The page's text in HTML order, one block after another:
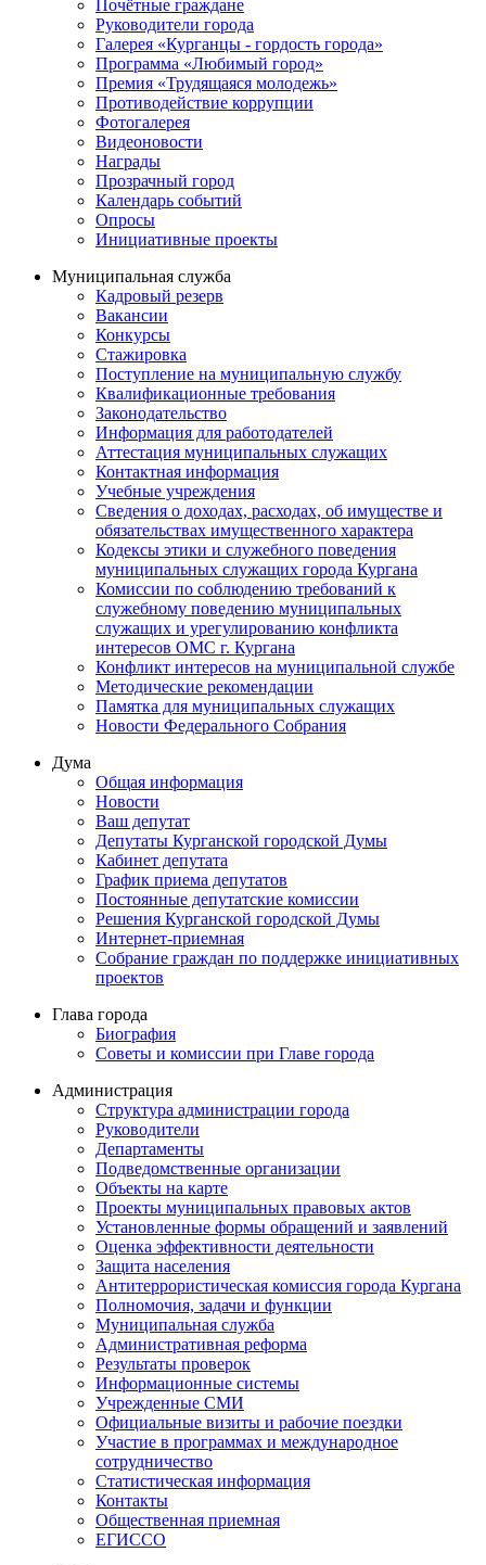
Почётные граждане
Руководители города
Галерея «Курганцы - гордость города»
Программа «Любимый город»
Премия «Трудящаяся молодежь»
Противодействие коррупции
Фотогалерея
Видеоновости
Награды
Прозрачный город
Календарь событий
Опросы
Инициативные проекты
Муниципальная служба
Кадровый резерв
Вакансии
Конкурсы
Стажировка
Поступление на муниципальную службу
Квалификационные требования
Законодательство
Информация для работодателей
Аттестация муниципальных служащих
Контактная информация
Учебные учреждения
Сведения о доходах, расходах, об имуществе и
обязательствах имущественного характера
Кодексы этики и служебного поведения
муниципальных служащих города Кургана
Комиссии по соблюдению требований к
служебному поведению муниципальных
служащих и урегулированию конфликта
интересов ОМС г. Кургана
Конфликт интересов на муниципальной службе
Методические рекомендации
Памятка для муниципальных служащих
Новости Федерального Cобрания
Дума
Общая информация
Новости
Ваш депутат
Депутаты Курганской городской Думы
Кабинет депутата
График приема депутатов
Постоянные депутатские комиссии
Решения Курганской городской Думы
Интернет-приемная
Собрание граждан по поддержке инициативных
проектов
Глава города
Биография
Советы и комиссии при Главе города
Администрация
Структура администрации города
Руководители
Департаменты
Подведомственные организации
Объекты на карте
Проекты муниципальных правовых актов
Установленные формы обращений и заявлений
Оценка эффективности деятельности
Защита населения
Антитеррористическая комиссия города Кургана
Полномочия, задачи и функции
Муниципальная служба
Административная реформа
Результаты проверок
Информационные системы
Учрежденные СМИ
Официальные визиты и рабочие поездки
Участие в программах и международное
сотрудничество
Статистическая информация
Контакты
Общественная приемная
ЕГИССО